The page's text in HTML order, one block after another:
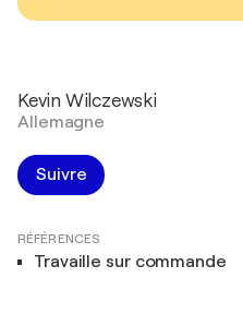
Kevin Wilczewski
Allemagne
Suivre
RÉFÉRENCES
Travaille sur commande